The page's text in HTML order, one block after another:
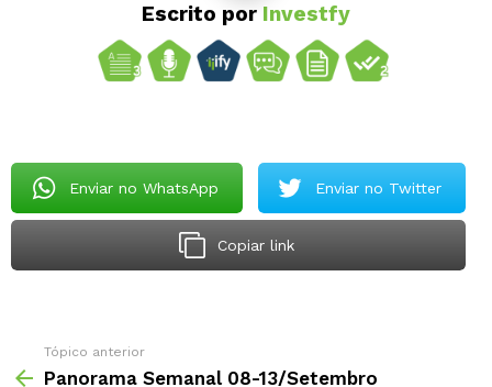
Escrito por Investfy
Enviar no WhatsApp Enviar no Twitter
Copiar link
Tópico anterior
Panorama Semanal 08-13/Setembro